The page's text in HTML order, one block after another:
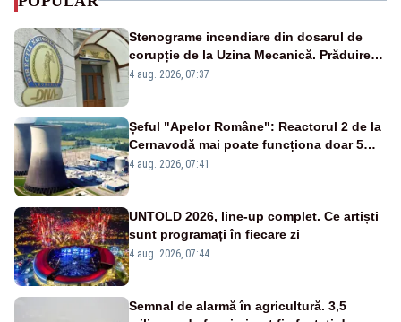
Stenograme incendiare din dosarul de
corupție de la Uzina Mecanică. Prăduirea
banilor din programul SAFE, interceptată
4 aug. 2026, 07:37
Șeful "Apelor Române": Reactorul 2 de la
Cernavodă mai poate funcționa doar 5
zile
4 aug. 2026, 07:41
UNTOLD 2026, line-up complet. Ce artiști
sunt programați în fiecare zi
4 aug. 2026, 07:44
Semnal de alarmă în agricultură. 3,5